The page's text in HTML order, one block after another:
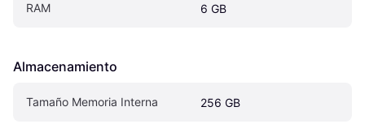
RAM 6 GB
Almacenamiento
Tamaño Memoria Interna 256 GB